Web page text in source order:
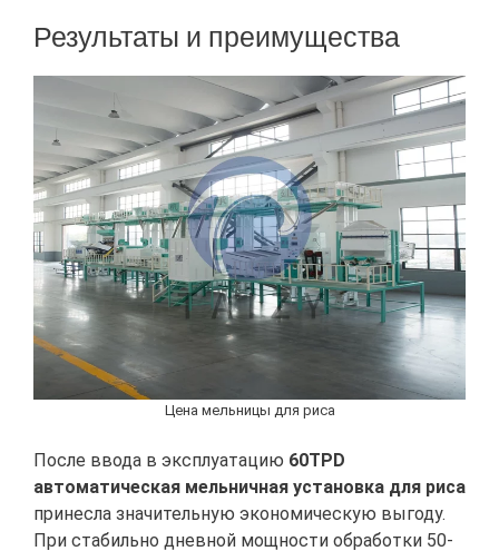
Результаты и преимущества
Цена мельницы для риса
После ввода в эксплуатацию 60TPD
автоматическая мельничная установка для риса
принесла значительную экономическую выгоду.
При стабильно дневной мощности обработки 50-